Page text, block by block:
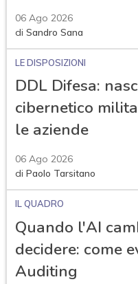
06 Ago 2026
diSandro Sana
LE DISPOSIZIONI
DDL Difesa:
cibernetico
le aziende
06 Ago 2026
diPaolo Tarsitano
IL QUADRO
Quando l'AI
decidere: come
Auditing